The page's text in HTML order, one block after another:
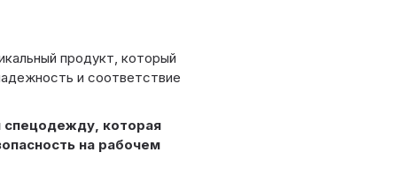
продукт, который
и соответствие
которая
на рабочем